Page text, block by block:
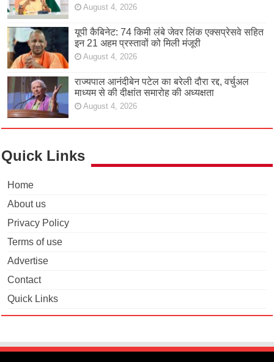
August 4, 2026
यूपी कैबिनेट: 74 किमी लंबे जेवर लिंक एक्सप्रेसवे सहित
इन 21 अहम प्रस्तावों को मिली मंजूरी
August 4, 2026
राज्यपाल आनंदीबेन पटेल का बरेली दौरा रद्द, वर्चुअल
माध्यम से की दीक्षांत समारोह की अध्यक्षता
August 4, 2026
Quick Links
Home
About us
Privacy Policy
Terms of use
Advertise
Contact
Quick Links